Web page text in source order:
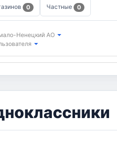
0 Частные 0
Ненецкий АО